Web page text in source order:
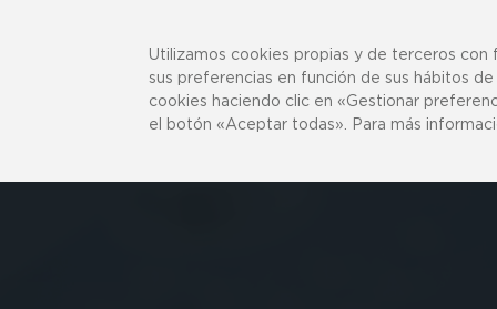
Utilizamos cookies propias y de terceros con
sus preferencias en función de sus hábitos
cookies haciendo clic en «Gestionar
el botón «Aceptar todas». Para más